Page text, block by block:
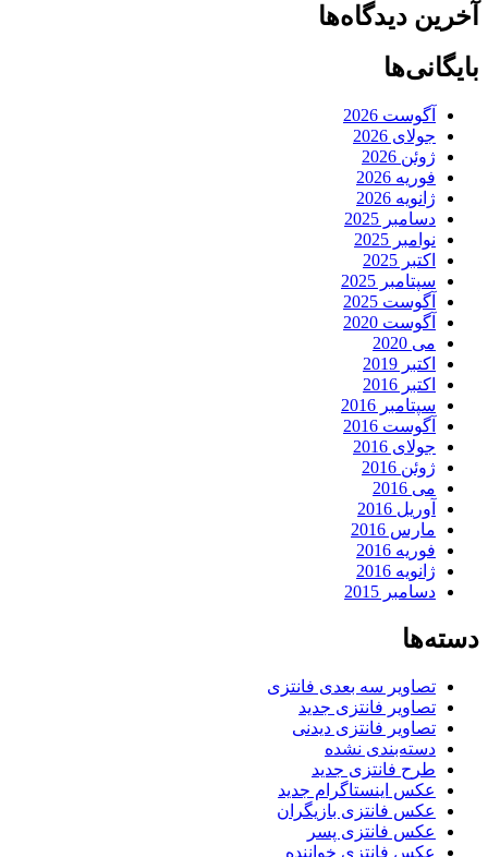
آخرین دیدگاه‌ها
بایگانی‌ها
آگوست 2026
جولای 2026
ژوئن 2026
فوریه 2026
ژانویه 2026
دسامبر 2025
نوامبر 2025
اکتبر 2025
سپتامبر 2025
آگوست 2025
آگوست 2020
می 2020
اکتبر 2019
اکتبر 2016
سپتامبر 2016
آگوست 2016
جولای 2016
ژوئن 2016
می 2016
آوریل 2016
مارس 2016
فوریه 2016
ژانویه 2016
دسامبر 2015
دسته‌ها
تصاویر سه بعدی فانتزی
تصاویر فانتزی جدید
تصاویر فانتزی دیدنی
دسته‌بندی نشده
طرح فانتزی جدید
عکس اینستاگرام جدید
عکس فانتزی بازیگران
عکس فانتزی پسر
عکس فانتزی خواننده